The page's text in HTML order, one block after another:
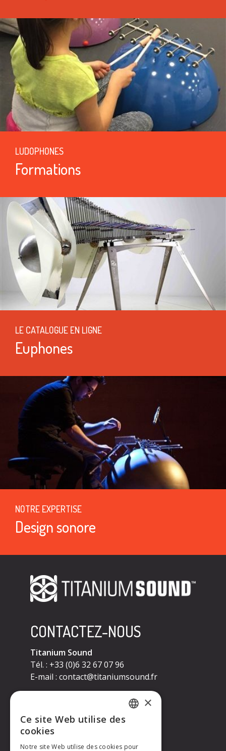
LUDOPHONES
Formations
LE CATALOGUE EN LIGNE
Euphones
NOTRE EXPERTISE
Design sonore
CONTACTEZ-NOUS
Titanium Sound
Tél. : +33 (0)6 32 67 07 96
E-mail : contact@titaniumsound.fr
CONTACTEZ-NOUS
Titanium Sound
Tél. : +33 (0)6 32 67 07 96
E-mail :contact@titaniumsound.fr
ENGLISH
×
Ce site Web utilise des
cookies
Notre site Web utilise des cookies pour